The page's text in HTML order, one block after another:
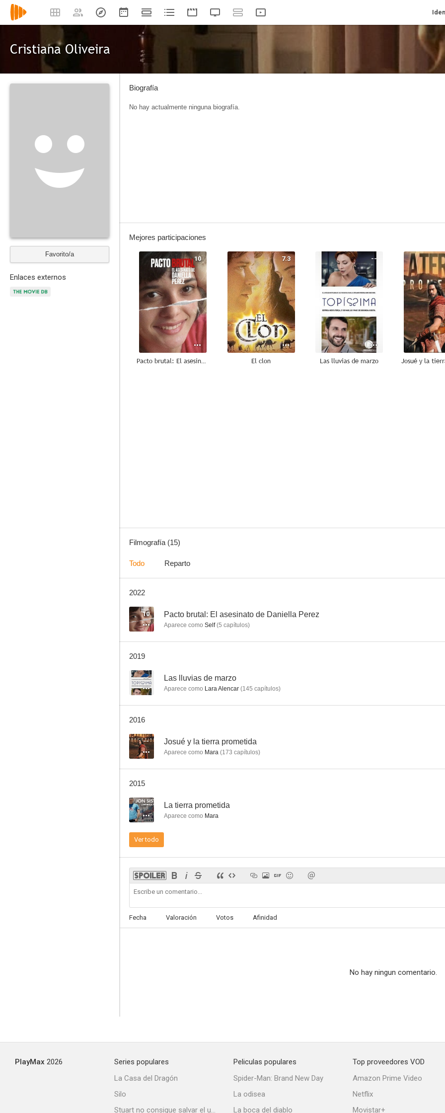
Cristiana Oliveira
Favorito/a
Enlaces externos
Biografía
No hay actualmente ninguna biografía.
Mejores participaciones
10
Pacto brutal: El asesinato de Daniella Perez
7.3
El clon
--
Las lluvias de marzo
Filmografía (15)
Todo Reparto
2022
10 Pacto brutal: El asesinato de Daniella Perez
Aparece como Self(5 capítulos)
2019
-- Las lluvias de marzo
Aparece como Lara Alencar (145 capítulos)
2016
-- Josué y la tierra prometida
Aparece como Mara (173 capítulos)
2015
-- La tierra prometida
Aparece como Mara
Ver todo
Fecha Valoración Votos Afinidad
No hay ningun comentario.
PlayMax 2026
Series populares
La Casa del Dragón
Silo
Stuart no consigue salvar el universo
Peliculas populares
Spider-Man: Brand New Day
La odisea
La boca del diablo
Top proveedores VOD
Amazon Prime Video
Netflix
Movistar+